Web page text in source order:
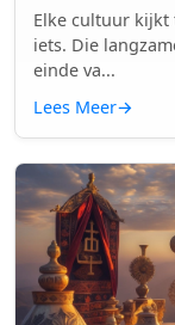
Elke cultuur kijkt
iets. Die
einde va...
Lees Meer→